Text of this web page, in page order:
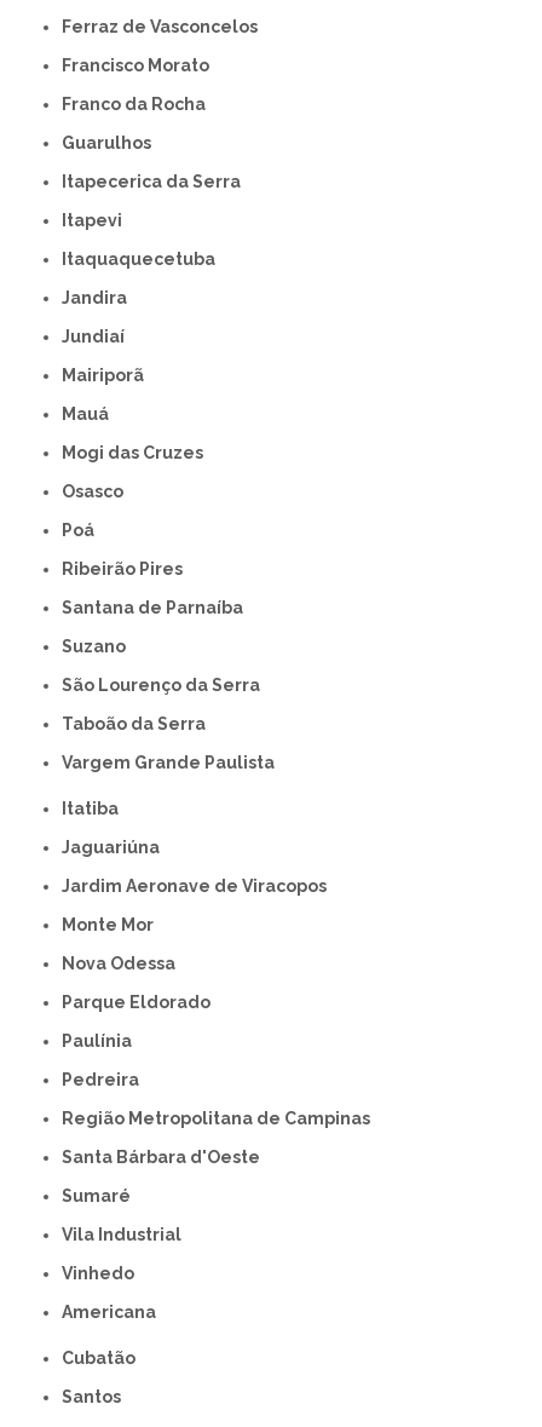
Ferraz de Vasconcelos
Francisco Morato
Franco da Rocha
Guarulhos
Itapecerica da Serra
Itapevi
Itaquaquecetuba
Jandira
Jundiaí
Mairiporã
Mauá
Mogi das Cruzes
Osasco
Poá
Ribeirão Pires
Santana de Parnaíba
Suzano
São Lourenço da Serra
Taboão da Serra
Vargem Grande Paulista
Itatiba
Jaguariúna
Jardim Aeronave de Viracopos
Monte Mor
Nova Odessa
Parque Eldorado
Paulínia
Pedreira
Região Metropolitana de Campinas
Santa Bárbara d'Oeste
Sumaré
Vila Industrial
Vinhedo
americana
Cubatão
Santos